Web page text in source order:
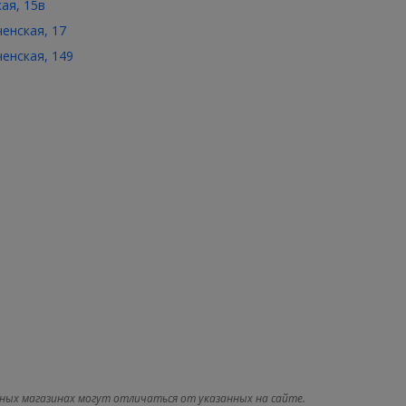
15в
17
149
магазинах могут отличаться от указанных на сайте.